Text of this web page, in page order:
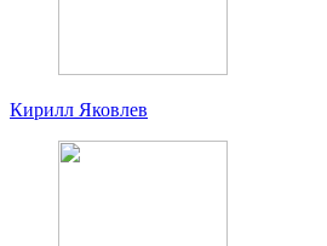
Кирилл Яковлев